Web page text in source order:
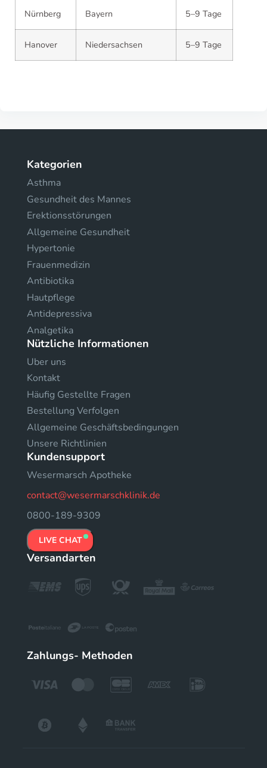
Nürnberg Bayern 5–9 Tage
Hanover Niedersachsen 5–9 Tage
Kategorien
Asthma
Gesundheit des Mannes
Erektionsstörungen
Allgemeine Gesundheit
Hypertonie
Frauenmedizin
Antibiotika
Hautpflege
Antidepressiva
Analgetika
Nützliche Informationen
Uber uns
Kontakt
Häufig Gestellte Fragen
Bestellung Verfolgen
Allgemeine Geschäftsbedingungen
Unsere Richtlinien
Kundensupport
Wesermarsch Apotheke
contact@wesermarschklinik.de
0800-189-9309
LIVE CHAT
Versandarten
Zahlungs- Methoden